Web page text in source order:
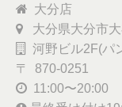
大分店
大分県大分市
河野ビル2F(パ
〒 870-0251
11:00〜20:00